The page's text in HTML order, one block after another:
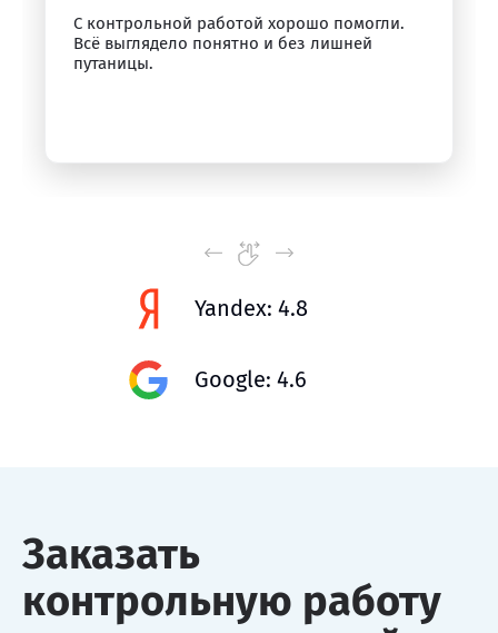
С контрольной работой хорошо помогли.
Всё выглядело понятно и без лишней
путаницы.
Yandex: 4.8
Google: 4.6
Заказать
контрольную работу